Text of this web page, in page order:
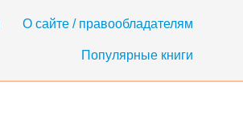
О сайте / правообладателям
Популярные книги